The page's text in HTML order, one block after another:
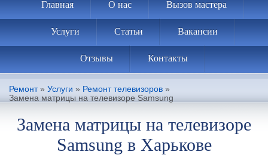
Главная О нас Вызов мастера
Услуги Статьи Вакансии
Отзывы Контакты
Ремонт» Услуги » Ремонт телевизоров »
Замена матрицы на телевизоре Samsung
Замена матрицы на телевизоре
Samsung в Харькове